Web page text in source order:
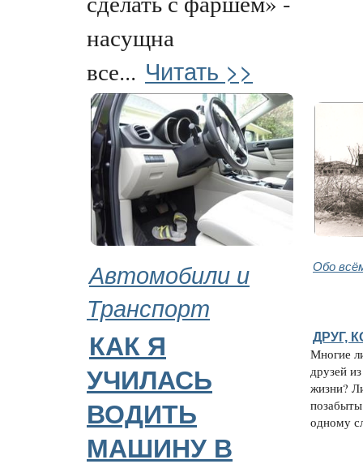
насущна
все... Читать >>
Автомобили и
Транспорт
Обо
КАК Я
УЧИЛАСЬ
ВОДИТЬ
МАШИНУ В
ДРУГ,
Многие
друзей
жизни?
одному